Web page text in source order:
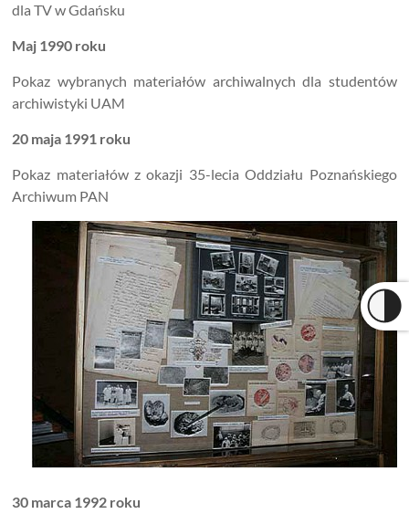
dla TV w Gdańsku
Maj 1990 roku
Pokaz wybranych materiałów archiwalnych dla studentów
archiwistyki UAM
20 maja 1991 roku
Pokaz materiałów z okazji 35-lecia Oddziału Poznańskiego
Archiwum PAN
30 marca 1992 roku